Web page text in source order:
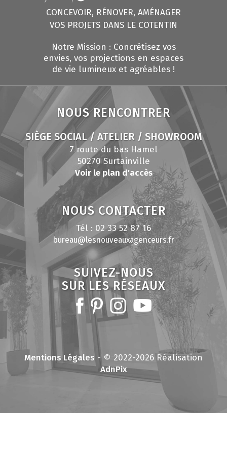
CONCEVOIR, RÉNOVER, AMÉNAGER
VOS PROJETS DANS LE COTENTIN
Notre Mission : Concrétisez vos
envies, vos projections en espaces
de vie lumineux et agréables !
NOUS RENCONTRER
SIÈGE SOCIAL / ATELIER / SHOWROOM
7 route du bas Hamel
50270 Surtainville
Voir le plan d'accès
NOUS CONTACTER
Tél : 02 33 52 87 16
bureau@lesnouveauxagenceurs.fr
SUIVEZ-NOUS
SUR LES RÉSEAUX
Mentions Légales - © 2022-2026 Réalisation
AdnPix